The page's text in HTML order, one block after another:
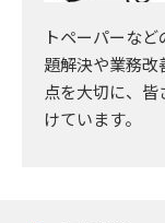
トペーパーな
題解決や業務改
点を大切に、
けています。